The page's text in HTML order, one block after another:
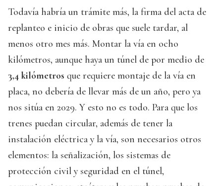
Todavía habría un trámite más, la firma del acta de
replanteo e inicio de obras que suele tardar, al
menos otro mes más. Montar la vía en ocho
kilómetros, aunque haya un túnel de por medio de
3,4 kilómetros que requiere montaje de la vía en
placa, no debería de llevar más de un año, pero ya
nos sitúa en 2029. Y esto no es todo. Para que los
trenes puedan circular, además de tener la
instalación eléctrica y la vía, son necesarios otros
elementos: la señalización, los sistemas de
protección civil y seguridad en el túnel,